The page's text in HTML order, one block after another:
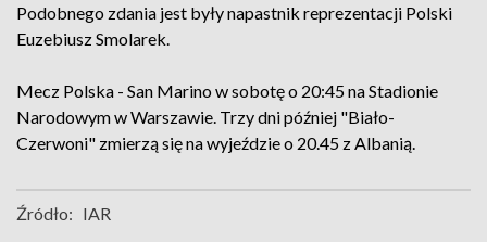
Podobnego zdania jest były napastnik reprezentacji Polski
Euzebiusz Smolarek.
Mecz Polska - San Marino w sobotę o 20:45 na Stadionie
Narodowym w Warszawie. Trzy dni później "Biało-
Czerwoni" zmierzą się na wyjeździe o 20.45 z Albanią.
Źródło: IAR